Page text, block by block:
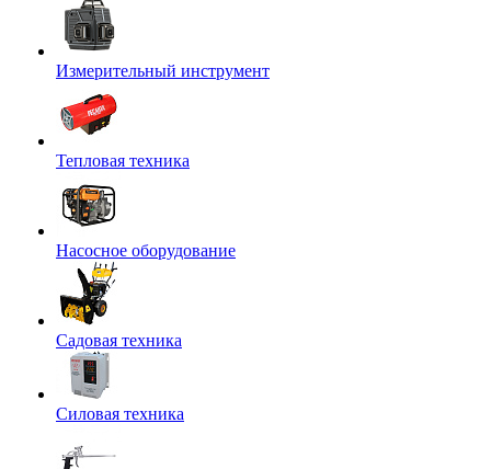
Измерительный инструмент
Тепловая техника
Насосное оборудование
Садовая техника
Силовая техника